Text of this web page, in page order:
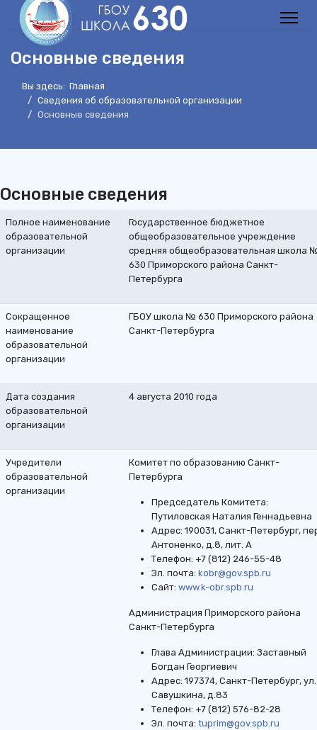
Основные сведения
Вы здесь: Главная
Сведения об образовательной организации
Основные сведения
Основные сведения
Полное наименование
образовательной
организации
Государственное бюджетное
общеобразовательное учреждение
средняя общеобразовательная школа
630 Приморского района Санкт-
Петербурга
Сокращенное
наименование
образовательной
организации
ГБОУ школа № 630 Приморского района
Санкт-Петербурга
Дата создания
образовательной
организации
4 августа 2010 года
Учредители
образовательной
организации
Комитет по образованию Санкт-
Петербурга
Председатель Комитета:
Путиловская Наталия Геннадьевна
Адрес: 190031, Санкт-Петербург,
Антоненко, д.8, лит. А
Телефон: +7 (812) 246-55-48
Эл. почта: kobr@gov.spb.ru
Сайт: www.k-obr.spb.ru
Администрация Приморского района
Санкт-Петербурга
Глава Администрации: Заставный
Богдан Георгиевич
Адрес: 197374, Санкт-Петербург, ул.
Савушкина, д.83
Телефон: +7 (812) 576-82-28
Эл. почта: tuprim@gov.spb.ru